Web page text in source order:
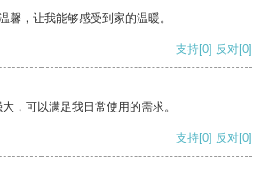
馨，让我能够感受到家的温暖。
支持[0] 反对[0]
，可以满足我日常使用的需求。
支持[0] 反对[0]